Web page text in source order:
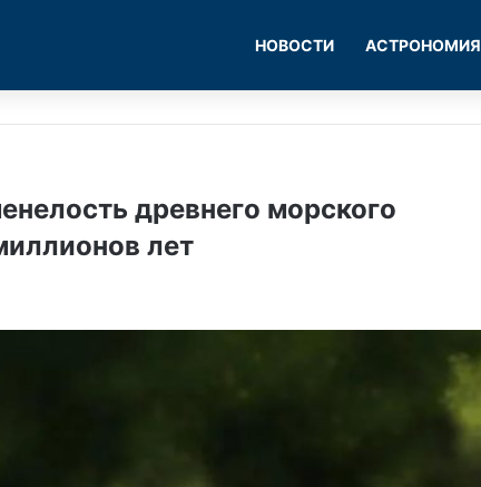
НОВОСТИ АСТРОНОМИЯ
древнего морского
лет